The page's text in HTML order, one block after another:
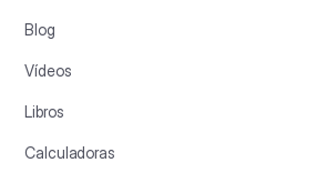
Blog
Vídeos
Libros
Calculadoras